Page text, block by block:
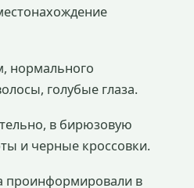
нормального
голубые глаза.
в бирюзовую
и черные кроссовки.
проинформировали в